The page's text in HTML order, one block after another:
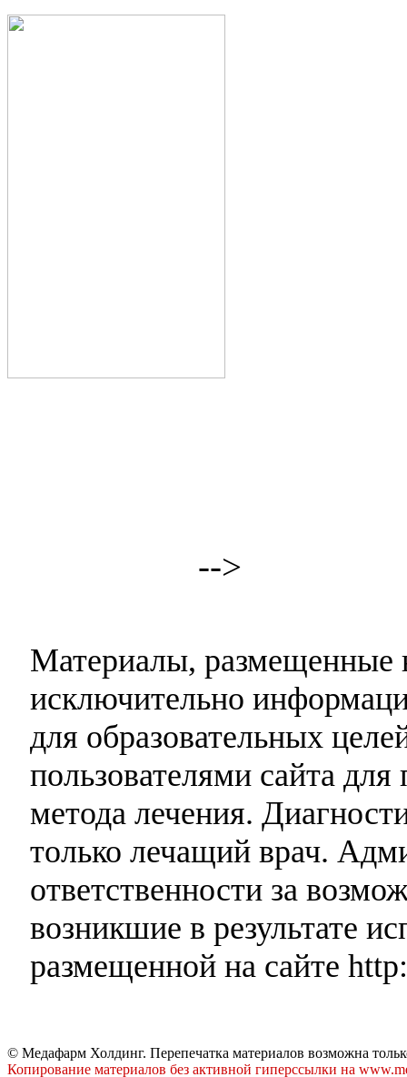
-->
Материалы, размещенные
исключительно
для образовательных
пользователями сайта
метода лечения.
только лечащий врач.
ответственности за
возникшие в результате
размещенной на сайте
© Медафарм Холдинг. Перепечатка материалов возможна
Копирование материалов без активной гиперссылки на